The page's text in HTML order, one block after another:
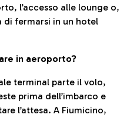
l’accesso alle lounge o,
di fermarsi in un hotel
in aeroporto?
terminal parte il volo,
prima dell’imbarco e
l’attesa. A Fiumicino,